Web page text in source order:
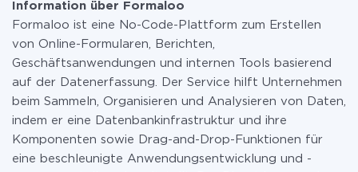
Weitere Informationen zuTarifen
Information über Formaloo
Formaloo ist eine No-Code-Plattform zum Erstellen
von Online-Formularen, Berichten,
Geschäftsanwendungen und internen Tools basierend
auf der Datenerfassung. Der Service hilft Unternehmen
beim Sammeln, Organisieren und Analysieren von Daten,
indem er eine Datenbankinfrastruktur und ihre
Komponenten sowie Drag-and-Drop-Funktionen für
eine beschleunigte Anwendungsentwicklung und -